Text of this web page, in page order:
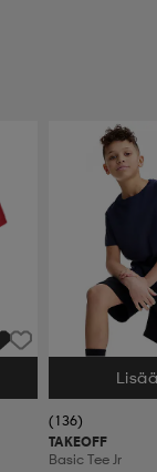
Valitse Koko
(136)
TAKEOFF
Basic Tee Jr